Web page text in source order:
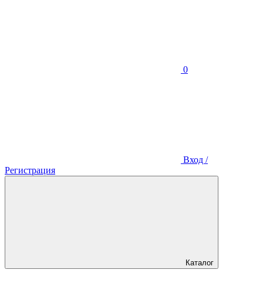
0
Вход /
Регистрация
Каталог